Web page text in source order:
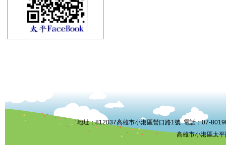
::: 地址：812037高雄市小港區營口路1號 電話：07-
高雄市小港區太